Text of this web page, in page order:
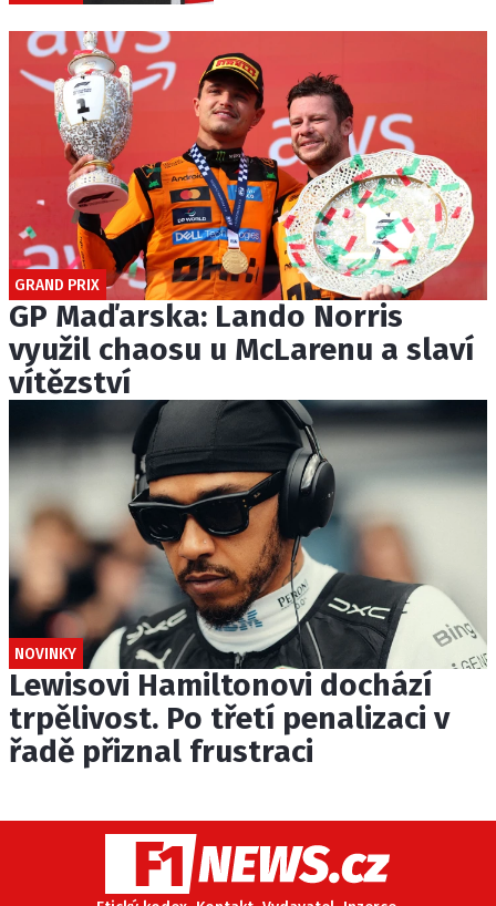
GRAND PRIX
GP Maďarska: Lando Norris
využil chaosu u McLarenu a slaví
vítězství
NOVINKY
Lewisovi Hamiltonovi dochází
trpělivost. Po třetí penalizaci v
řadě přiznal frustraci